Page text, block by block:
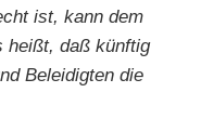
ist, kann dem
heißt, daß künftig
Beleidigten die